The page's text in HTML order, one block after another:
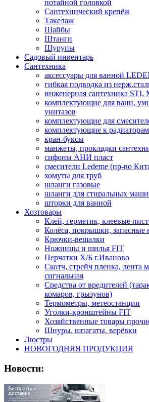
потайной головкой
Сантехнический крепёж
Такелаж
Шайбы
Штанги
Шурупы
Садовый инвентарь
Сантехника
аксессуары для ванной
гибкая подводка из
инженерная сантехника STI,
комплектующие для ванн,
унитазов
комплектующие для
комплектующие к радиаторам
кран-буксы
манжеты, прокладки
сифоны АНИ пласт
смесители Ledeme (пр-во
хомуты для труб
шланги газовые
шланги для стиральных
шторки для ванной
Хозтовары
Клей, герметик, клеевые
Колёса, покрышки,
Крючки-вешалки
Ножницы и шилья FIT
Перчатки Х/Б г.Иваново
Скотч, стрейч пленка, лента
сигнальная
Средства от вредителей
комаров, грызунов)
Термометры, метеостанции
Уголки-кронштейны FIT
Хозяйственные товары
Шнуры, шпагаты, верёвки
Люстры
НОВОГОДНЯЯ ПРОДУКЦИЯ
Новости: